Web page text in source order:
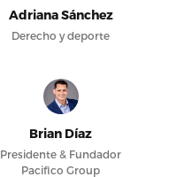
Adriana Sánchez
Derecho y deporte
Brian Díaz
Presidente & Fundador
Pacifico Group